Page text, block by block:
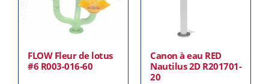
FLOW Fleur de lotus
#6 R003-016-60
Canon à eau RED
Nautilus 2D R201701-
20